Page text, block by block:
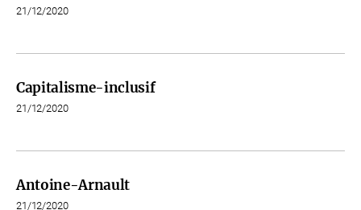
21/12/2020
Capitalisme-inclusif
21/12/2020
Antoine-Arnault
21/12/2020